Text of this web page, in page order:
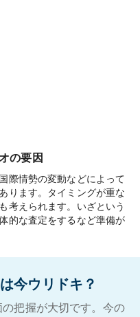
の要因
際情勢の変動などによって
ります。タイミングが重な
考えられます。いざという
的な査定をするなど準備が
今ウリドキ？
把握が大切です。今の